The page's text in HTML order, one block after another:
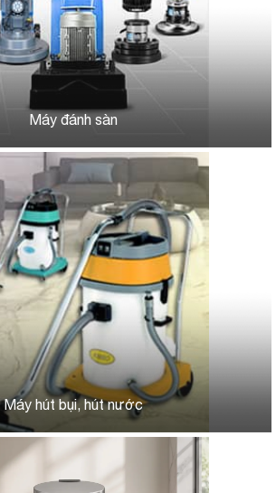
Máy đánh sàn
Máy hút bụi, hút nước